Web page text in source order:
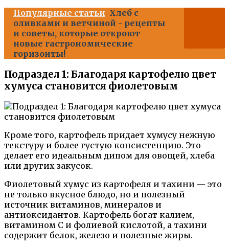
Популярные статьи Хлеб с
оливками и ветчиной - рецепты
и советы, которые откроют
новые гастрономические
горизонты!
Подраздел 1: Благодаря картофелю цвет
хумуса становится фиолетовым
Кроме того, картофель придает хумусу нежную
текстуру и более густую консистенцию. Это
делает его идеальным дипом для овощей, хлеба
или других закусок.
Фиолетовый хумус из картофеля и тахини — это
не только вкусное блюдо, но и полезный
источник витаминов, минералов и
антиоксидантов. Картофель богат калием,
витамином С и фолиевой кислотой, а тахини
содержит белок, железо и полезные жиры.